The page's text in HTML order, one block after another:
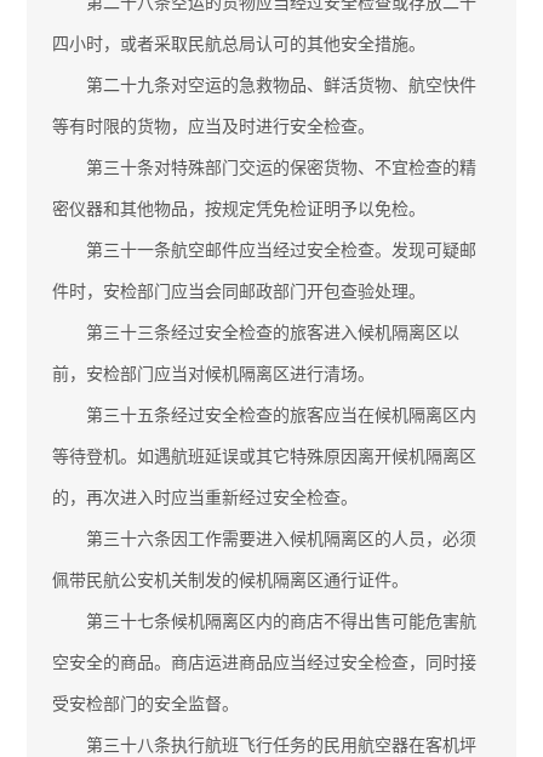
四小时，或者采取民航总局认可的其他安全措施。
第二十九条对空运的急救物品、鲜活货物、航空快件
等有时限的货物，应当及时进行安全检查。
第三十条对特殊部门交运的保密货物、不宜检查的精
密仪器和其他物品，按规定凭免检证明予以免检。
第三十一条航空邮件应当经过安全检查。发现可疑邮
件时，安检部门应当会同邮政部门开包查验处理。
第三十三条经过安全检查的旅客进入候机隔离区以
前，安检部门应当对候机隔离区进行清场。
第三十五条经过安全检查的旅客应当在候机隔离区内
等待登机。如遇航班延误或其它特殊原因离开候机隔离区
的，再次进入时应当重新经过安全检查。
第三十六条因工作需要进入候机隔离区的人员，必须
佩带民航公安机关制发的候机隔离区通行证件。
第三十七条候机隔离区内的商店不得出售可能危害航
空安全的商品。商店运进商品应当经过安全检查，同时接
受安检部门的安全监督。
第三十八条执行航班飞行任务的民用航空器在客机坪